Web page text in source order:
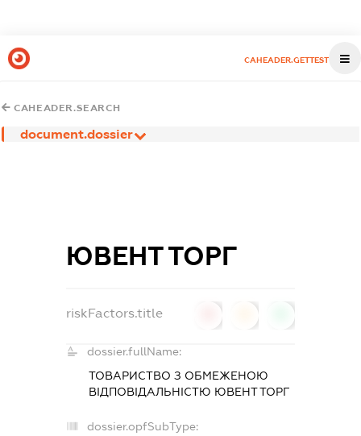
CAHEADER.GETTEST
CAHEADER.SEARCH
document.dossier
ЮВЕНТ ТОРГ
riskFactors.title
dossier.fullName:
ТОВАРИСТВО З ОБМЕЖЕНОЮ
ВІДПОВІДАЛЬНІСТЮ ЮВЕНТ ТОРГ
dossier.opfSubType: